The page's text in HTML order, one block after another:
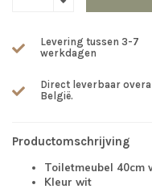
Levering tussen 3-7
werkdagen
Direct leverbaar
België.
Productomschrijving
Toiletmeubel 40cm
Kleur wit